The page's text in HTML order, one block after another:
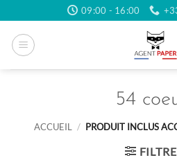
au
contenu
09:00 - 16:00
54
ACCUEIL / PRODUIT INCLUS